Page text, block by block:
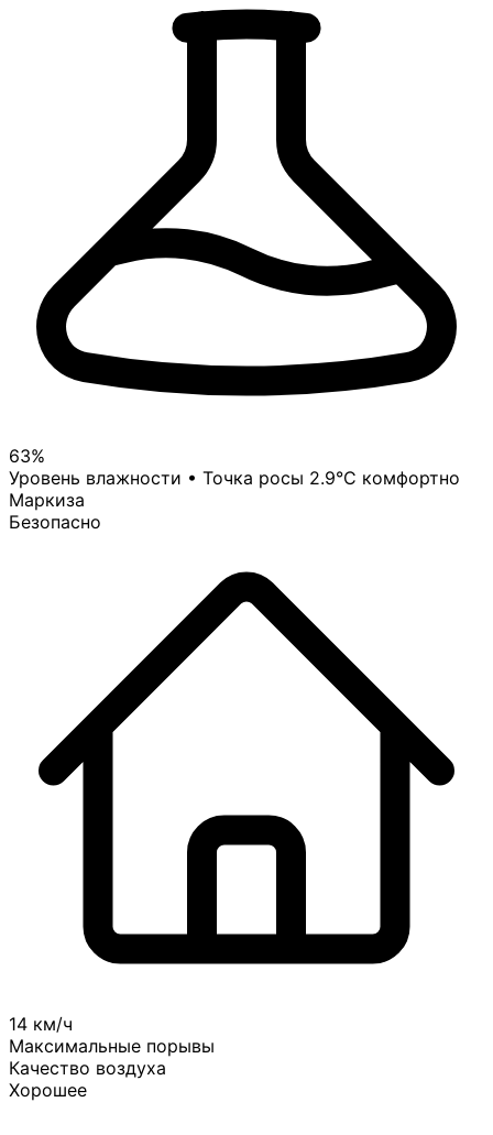
63%
Уровень влажности • Точка росы 2.9°C комфортно
Маркиза
Безопасно
14 км/ч
Максимальные порывы
Качество воздуха
Хорошее